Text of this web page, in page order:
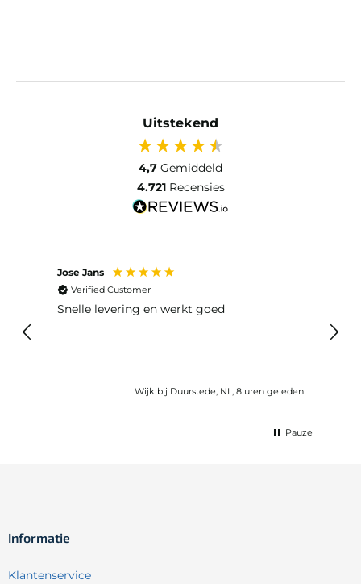
Uitstekend
4,7 Gemiddeld
4.721 Recensies
Jose Jans
Verified Customer
Snelle levering en werkt goed
Wijk bij Duurstede, NL, 8 uren geleden
Pauze
Informatie
Klantenservice